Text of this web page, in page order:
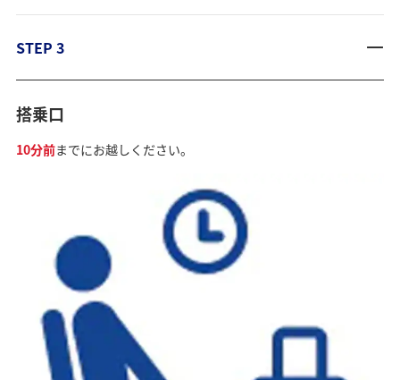
STEP 3
搭乗口
10分前までにお越しください。